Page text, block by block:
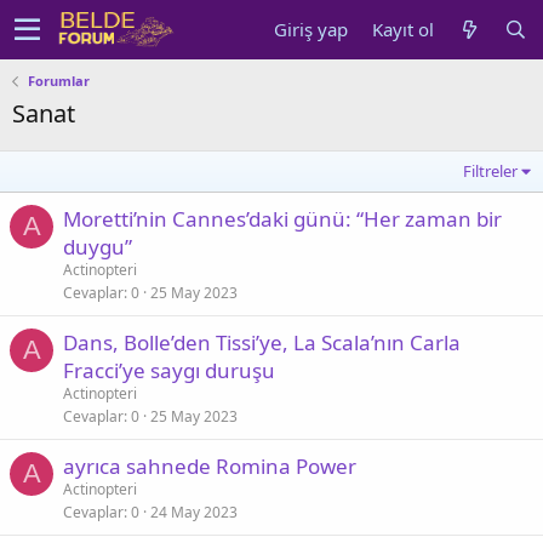
Giriş yap Kayıt ol
Forumlar
Sanat
Filtreler
A
Moretti’nin Cannes’daki günü: “Her zaman bir
duygu”
Actinopteri
Cevaplar 0 25 May 2023
A
Dans, Bolle’den Tissi’ye, La Scala’nın Carla
Fracci’ye saygı duruşu
Actinopteri
Cevaplar 0 25 May 2023
A ayrıca sahnede Romina Power
Actinopteri
Cevaplar 0 24 May 2023